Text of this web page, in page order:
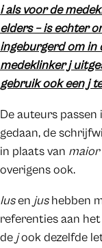
i als voor de
elders – is echter
ingeburgerd om in
medeklinker j
gebruik ook een j
De auteurs passen
gedaan, de
in plaats van maior
overigens ook.
Iusen jushebben
referenties aan
de jook dezelfde